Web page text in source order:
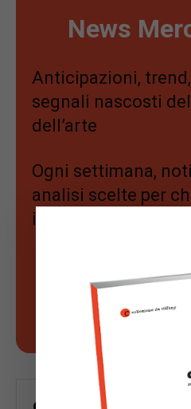
News
Anticipazioni,
segnali nascosti
dell’arte
Ogni settimana,
analisi scelte per
investe con
Scopri di